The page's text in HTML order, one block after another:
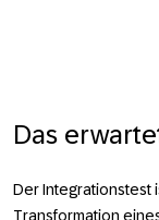
Das
Der Integrationstest
Transformation